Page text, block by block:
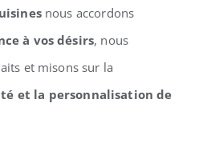
nous accordons
à vos désirs, nous
et misons sur la
et la personnalisation de